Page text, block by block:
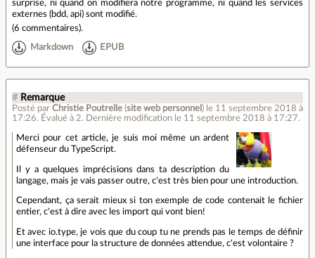
surprise, ni quand on modifiera notre programme, ni quand les services
externes (bdd, api) sont modifié.
(6 commentaires).
Markdown EPUB
# Remarque
Posté par Christie Poutrelle (site web personnel ) le 11 septembre 2018 à
17:26. Évalué à 2. Dernière modification le 11 septembre 2018 à 17:27.
Merci pour cet article, je suis moi même un ardent
défenseur du TypeScript.
Il y a quelques imprécisions dans ta description du
langage, mais je vais passer outre, c'est très bien pour une introduction.
Cependant, ça serait mieux si ton exemple de code contenait le fichier
entier, c'est à dire avec les import qui vont bien!
Et avec io.type, je vois que du coup tu ne prends pas le temps de définir
une interface pour la structure de données attendue, c'est volontaire ?